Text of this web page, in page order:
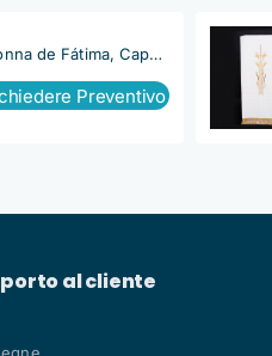
Madonna de Fátima, Capelinha
Preventivo
al cliente